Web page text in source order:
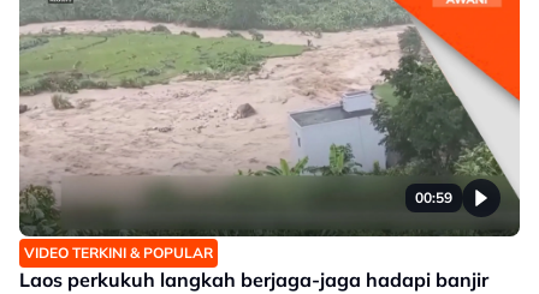
00:59
VIDEO TERKINI & POPULAR
Laos perkukuh langkah berjaga-jaga hadapi banjir